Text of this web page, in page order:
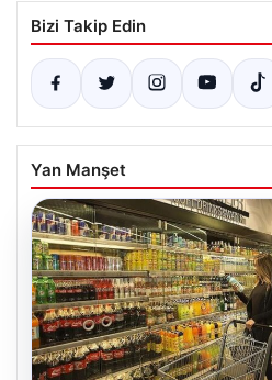
Bizi Takip Edin
Yan Manşet